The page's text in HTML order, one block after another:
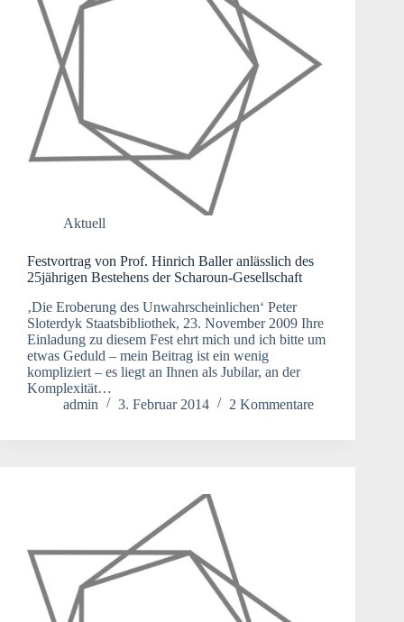
Aktuell
Festvortrag von Prof. Hinrich Baller anlässlich des
25jährigen Bestehens der Scharoun-Gesellschaft
‚Die Eroberung des Unwahrscheinlichen‘ Peter
Sloterdyk Staatsbibliothek, 23. November 2009 Ihre
Einladung zu diesem Fest ehrt mich und ich bitte um
etwas Geduld – mein Beitrag ist ein wenig
kompliziert – es liegt an Ihnen als Jubilar, an der
Komplexität…
admin
3. Februar 2014 2 Kommentare